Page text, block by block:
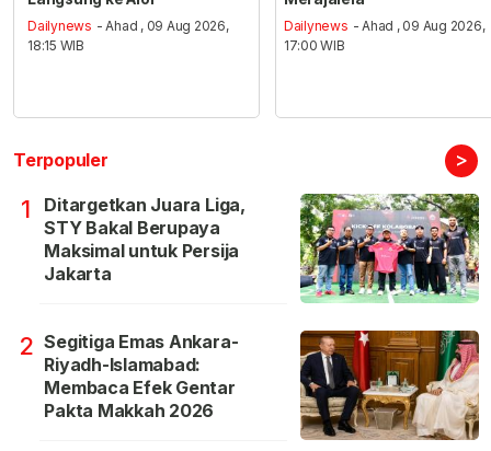
Dailynews - Ahad , 09 Aug 2026,
18:15 WIB
Dailynews - Ahad , 09 Aug 2026,
17:00 WIB
Terpopuler >
1
Ditargetkan Juara Liga,
STY Bakal Berupaya
Maksimal untuk Persija
Jakarta
2 Segitiga Emas Ankara-
Riyadh-Islamabad:
Membaca Efek Gentar
Pakta Makkah 2026